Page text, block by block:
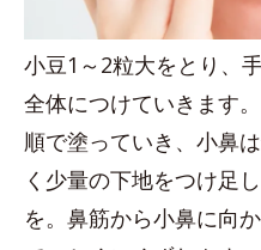
小豆1～2粒大をとり、
全体につけていきます
順で塗っていき、小鼻
く少量の下地をつけ足
を。鼻筋から小鼻に向